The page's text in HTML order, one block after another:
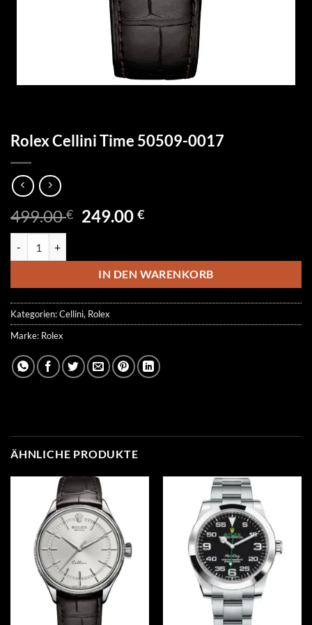
Rolex Cellini Time 50509-0017
499.00€ Ursprünglicher
499.00 €
249.00€Aktueller
249.00 €.
IN DEN WARENKORB
Kategorien:Cellini, Rolex
Marke: Rolex
ÄHNLICHE PRODUKTE